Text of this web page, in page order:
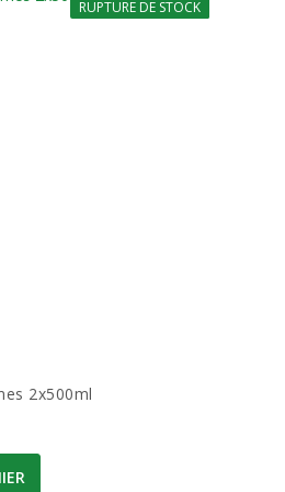
-10%
RUPTURE DE STOCK
2x500ml